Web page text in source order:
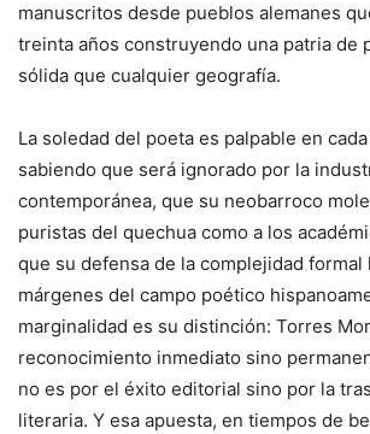
manuscritos desde pueblos alemanes
treinta años construyendo una patria de
sólida que cualquier geografía.
La soledad del poeta es palpable en
sabiendo que será ignorado por la
contemporánea, que su neobarroco
puristas del quechua como a los
que su defensa de la complejidad formal
márgenes del campo poético
marginalidad es su distinción: Torres
reconocimiento inmediato sino
no es por el éxito editorial sino por la
literaria. Y esa apuesta, en tiempos de